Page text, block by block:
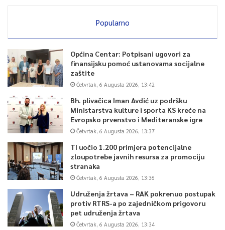
Popularno
Općina Centar: Potpisani ugovori za
finansijsku pomoć ustanovama socijalne
zaštite
Četvrtak, 6 Augusta 2026, 13:42
Bh. plivačica Iman Avdić uz podršku
Ministarstva kulture i sporta KS kreće na
Evropsko prvenstvo i Mediteranske igre
Četvrtak, 6 Augusta 2026, 13:37
TI uočio 1.200 primjera potencijalne
zloupotrebe javnih resursa za promociju
stranaka
Četvrtak, 6 Augusta 2026, 13:36
Udruženja žrtava – RAK pokrenuo postupak
protiv RTRS-a po zajedničkom prigovoru
pet udruženja žrtava
Četvrtak, 6 Augusta 2026, 13:34